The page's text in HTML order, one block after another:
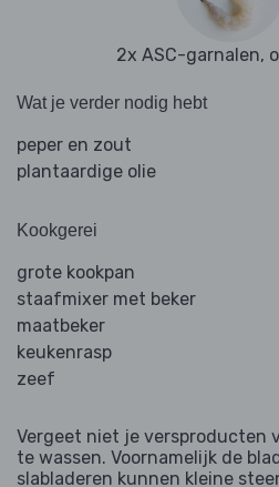
2x ASC-garnalen,
Wat je verder nodig hebt
peper en zout
plantaardige olie
Kookgerei
grote kookpan
staafmixer met beker
maatbeker
keukenrasp
zeef
Vergeet niet je versproducten
te wassen. Voornamelijk de
slabladeren kunnen kleine